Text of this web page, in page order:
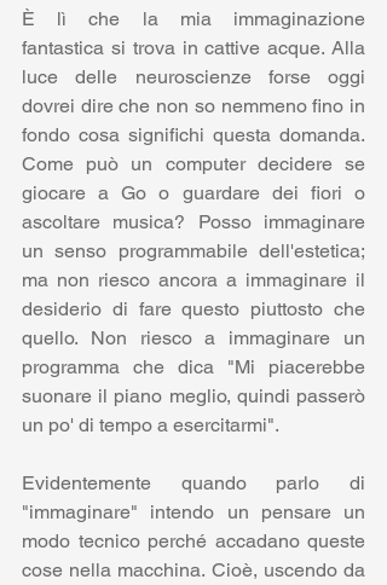
È lì che la mia immaginazione
fantastica si trova in cattive acque. Alla
luce delle neuroscienze forse oggi
dovrei dire che non so nemmeno fino in
fondo cosa significhi questa domanda.
Come può un computer decidere se
giocare a Go o guardare dei fiori o
ascoltare musica? Posso immaginare
un senso programmabile dell'estetica;
ma non riesco ancora a immaginare il
desiderio di fare questo piuttosto che
quello. Non riesco a immaginare un
programma che dica "Mi piacerebbe
suonare il piano meglio, quindi passerò
un po' di tempo a esercitarmi".
Evidentemente quando parlo di
"immaginare" intendo un pensare un
modo tecnico perché accadano queste
cose nella macchina. Cioè, uscendo da